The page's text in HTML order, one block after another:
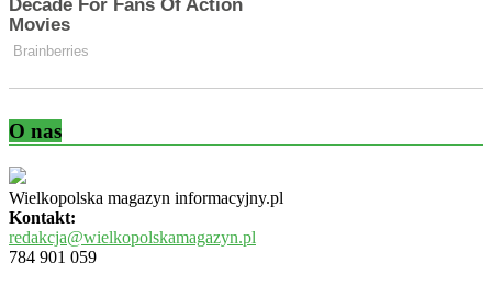
O nas
Wielkopolska magazyn informacyjny.pl
Kontakt:
redakcja@wielkopolskamagazyn.pl
784 901 059